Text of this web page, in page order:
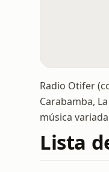
Radio Otifer
Carabamba,
música
Lista